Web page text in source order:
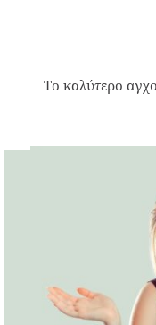
Το καλύτερο